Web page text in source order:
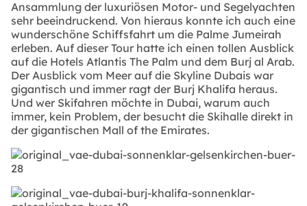
Ansammlung der luxuriösen Motor- und Segelyachten
sehr beeindruckend. Von hieraus konnte ich auch eine
wunderschöne Schiffsfahrt um die Palme Jumeirah
erleben. Auf dieser Tour hatte ich einen tollen Ausblick
auf die Hotels Atlantis The Palm und dem Burj al Arab.
Der Ausblick vom Meer auf die Skyline Dubais war
gigantisch und immer ragt der Burj Khalifa heraus.
Und wer Skifahren möchte in Dubai, warum auch
immer, kein Problem, der besucht die Skihalle direkt in
der gigantischen Mall of the Emirates.